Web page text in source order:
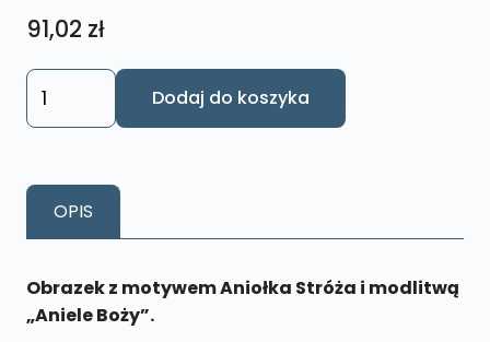
91,02 zł
ilość
Obrazek
z
modlitwą
Boży”.
S202
Dodaj do koszyka
OPIS
Obrazek z motywem Aniołka Stróża i modlitwą
„Aniele Boży”.